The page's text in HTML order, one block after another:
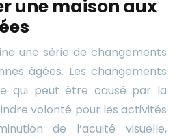
une maison aux
une série de changements
âgées. Les changements
qui peut être causé par la
volonté pour les activités
de l’acuité visuelle,